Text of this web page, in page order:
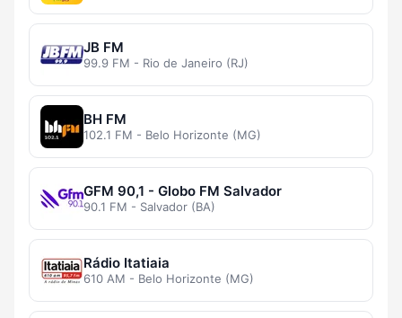
JB FM
99.9 FM - Rio de Janeiro (RJ)
BH FM
102.1 FM - Belo Horizonte (MG)
GFM 90,1 - Globo FM Salvador
90.1 FM - Salvador (BA)
Rádio Itatiaia
610 AM - Belo Horizonte (MG)